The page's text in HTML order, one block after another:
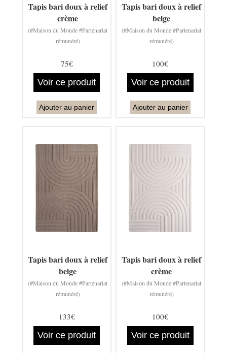
Tapis bari doux à relief
crème
(#Maison du Monde #Partenariat
rémunéré)
75€
Voir ce produit
Ajouter au panier
Tapis bari doux à relief
beige
(#Maison du Monde #Partenariat
rémunéré)
100€
Voir ce produit
Ajouter au panier
Tapis bari doux à relief
beige
(#Maison du Monde #Partenariat
rémunéré)
133€
Voir ce produit
Tapis bari doux à relief
crème
(#Maison du Monde #Partenariat
rémunéré)
100€
Voir ce produit